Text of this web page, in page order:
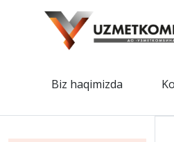
Biz haqimizda